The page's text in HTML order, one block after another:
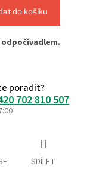
do košíku
poradit?
702 810 507
SDÍLET